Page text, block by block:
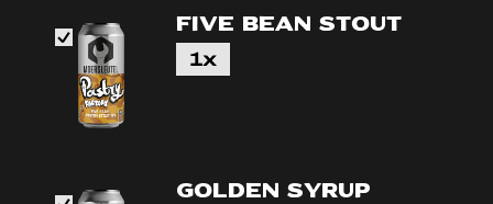
Five Bean stout
1x
Golden syrup